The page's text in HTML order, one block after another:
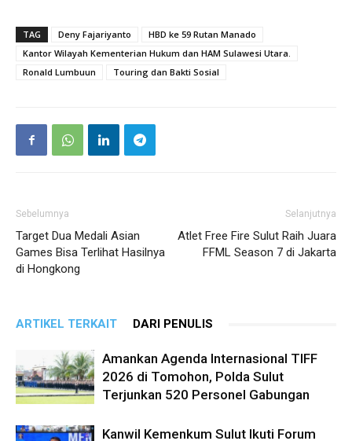
TAG Deny Fajariyanto
HBD ke 59 Rutan Manado
Kantor Wilayah Kementerian Hukum dan HAM Sulawesi Utara.
Ronald Lumbuun
Touring dan Bakti Sosial
Sebelumnya
Target Dua Medali Asian
Games Bisa Terlihat Hasilnya
di Hongkong
Selanjutnya
Atlet Free Fire Sulut Raih Juara
FFML Season 7 di Jakarta
ARTIKEL TERKAIT DARI PENULIS
Amankan Agenda Internasional TIFF
2026 di Tomohon, Polda Sulut
Terjunkan 520 Personel Gabungan
Kanwil Kemenkum Sulut Ikuti Forum